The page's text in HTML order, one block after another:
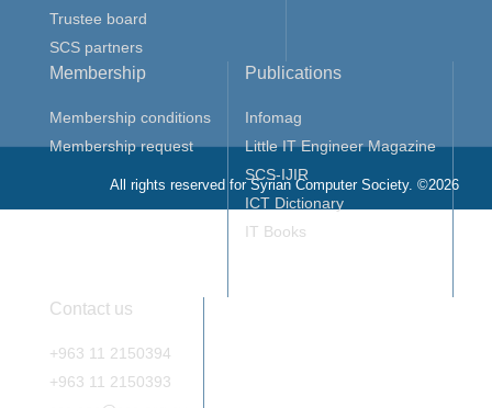
Trustee board
SCS partners
Membership
Membership conditions
Membership request
Publications
Infomag
Little IT Engineer Magazine
SCS-IJIR
ICT Dictionary
IT Books
Contact us
+963 11 2150394
+963 11 2150393
All rights reserved for Syrian Computer Society. ©2026